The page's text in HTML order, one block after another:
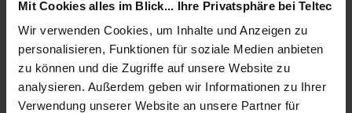
Mit Cookies alles im Blick... Ihre Privatsphäre bei Teltec
Wir verwenden Cookies, um Inhalte und Anzeigen zu
personalisieren, Funktionen für soziale Medien anbieten
zu können und die Zugriffe auf unsere Website zu
analysieren. Außerdem geben wir Informationen zu Ihrer
Verwendung unserer Website an unsere Partner für
Description
RUN fX - Standard RUN fX eine neue und variable
einsetzbare Kamera-Halterung für den...more